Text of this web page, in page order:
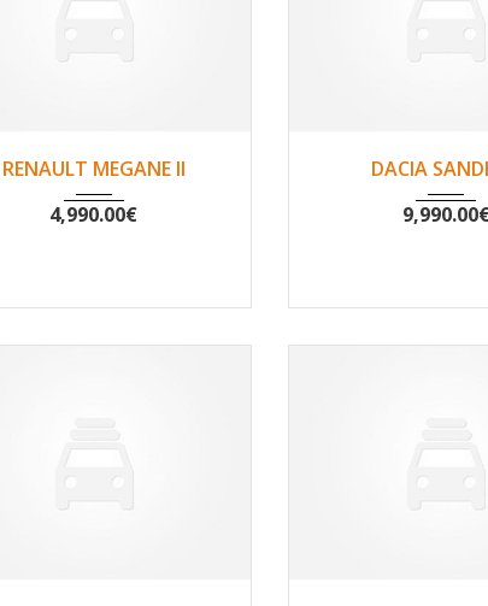
2002 Non 119869
RENAULT MEGANE II
4,990.00€
2016 Non
DACIA
9,990.00